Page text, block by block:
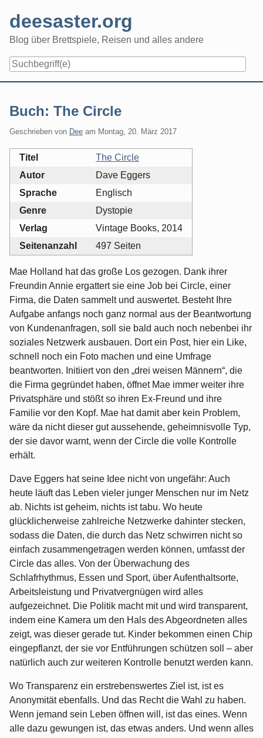
content
deesaster.org
Blog über Brettspiele, Reisen und alles andere
Buch: The Circle
Geschrieben von Dee am Montag, 20. März 2017
Titel
The Circle
Autor
Dave Eggers
Sprache
Englisch
Genre
Dystopie
Verlag
Vintage Books, 2014
Seitenanzahl
497 Seiten
Mae Holland hat das große Los gezogen. Dank ihrer
Freundin Annie ergattert sie eine Job bei Circle, einer
Firma, die Daten sammelt und auswertet. Besteht Ihre
Aufgabe anfangs noch ganz normal aus der Beantwortung
von Kundenanfragen, soll sie bald auch noch nebenbei ihr
soziales Netzwerk ausbauen. Dort ein Post, hier ein Like,
schnell noch ein Foto machen und eine Umfrage
beantworten. Initiiert von den „drei weisen Männern“, die
die Firma gegründet haben, öffnet Mae immer weiter ihre
Privatsphäre und stößt so ihren Ex-Freund und ihre
Familie vor den Kopf. Mae hat damit aber kein Problem,
wäre da nicht dieser gut aussehende, geheimnisvolle Typ,
der sie davor warnt, wenn der Circle die volle Kontrolle
erhält.
Dave Eggers hat seine Idee nicht von ungefähr: Auch
heute läuft das Leben vieler junger Menschen nur im Netz
ab. Nichts ist geheim, nichts ist tabu. Wo heute
glücklicherweise zahlreiche Netzwerke dahinter stecken,
sodass die Daten, die durch das Netz schwirren nicht so
einfach zusammengetragen werden können, umfasst der
Circle das alles. Von der Überwachung des
Schlafrhythmus, Essen und Sport, über Aufenthaltsorte,
Arbeitsleistung und Privatvergnügen wird alles
aufgezeichnet. Die Politik macht mit und wird transparent,
indem eine Kamera um den Hals des Abgeordneten alles
zeigt, was dieser gerade tut. Kinder bekommen einen Chip
eingepflanzt, der sie vor Entführungen schützen soll – aber
natürlich auch zur weiteren Kontrolle benutzt werden kann.
Wo Transparenz ein erstrebenswertes Ziel ist, ist es
Anonymität ebenfalls. Und das Recht die Wahl zu haben.
Wenn jemand sein Leben öffnen will, ist das eines. Wenn
alle dazu gewungen ist, das etwas anders. Und wenn alles